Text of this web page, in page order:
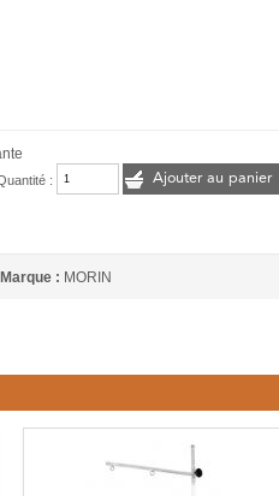
: Ajouter au panier
Marque : MORIN